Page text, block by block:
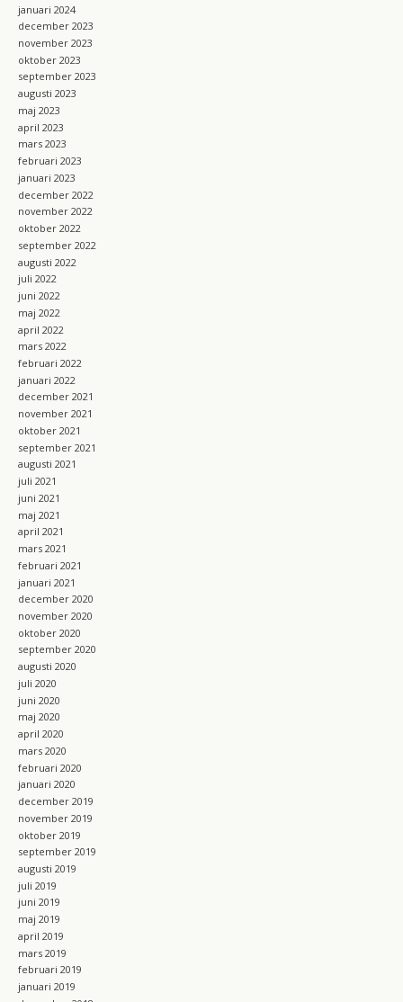
januari 2024
december 2023
november 2023
oktober 2023
september 2023
augusti 2023
maj 2023
april 2023
mars 2023
februari 2023
januari 2023
december 2022
november 2022
oktober 2022
september 2022
augusti 2022
juli 2022
juni 2022
maj 2022
april 2022
mars 2022
februari 2022
januari 2022
december 2021
november 2021
oktober 2021
september 2021
augusti 2021
juli 2021
juni 2021
maj 2021
april 2021
mars 2021
februari 2021
januari 2021
december 2020
november 2020
oktober 2020
september 2020
augusti 2020
juli 2020
juni 2020
maj 2020
april 2020
mars 2020
februari 2020
januari 2020
december 2019
november 2019
oktober 2019
september 2019
augusti 2019
juli 2019
juni 2019
maj 2019
april 2019
mars 2019
februari 2019
januari 2019